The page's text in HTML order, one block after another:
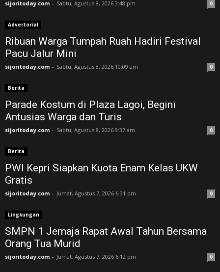
sijoritoday.com - Sabtu, Agustus 8, 2026 3:48 pm 0
Advertorial
Ribuan Warga Tumpah Ruah Hadiri Festival
Pacu Jalur Mini
sijoritoday.com - Sabtu, Agustus 8, 2026 10:09 am 0
Berita
Parade Kostum di Plaza Lagoi, Begini
Antusias Warga dan Turis
sijoritoday.com - Sabtu, Agustus 8, 2026 9:37 am 0
Berita
PWI Kepri Siapkan Kuota Enam Kelas UKW
Gratis
sijoritoday.com - Jumat, Agustus 7, 2026 6:31 pm 0
Lingkungan
SMPN 1 Jemaja Rapat Awal Tahun Bersama
Orang Tua Murid ‎
sijoritoday.com - Jumat, Agustus 7, 2026 6:12 pm 0